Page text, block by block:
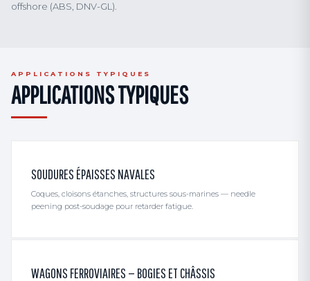
offshore (ABS, DNV-GL).
APPLICATIONS TYPIQUES
APPLICATIONS TYPIQUES
SOUDURES ÉPAISSES NAVALES
Coques, cloisons étanches, structures sous-marines — needle
peening post-soudage pour retarder fatigue.
WAGONS FERROVIAIRES — BOGIES ET CHÂSSIS